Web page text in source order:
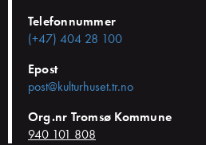
Telefonnummer
(+47) 404 28 100
Epost
post@kulturhuset.tr.no
Org.nr Tromsø Kommune
940 101 808